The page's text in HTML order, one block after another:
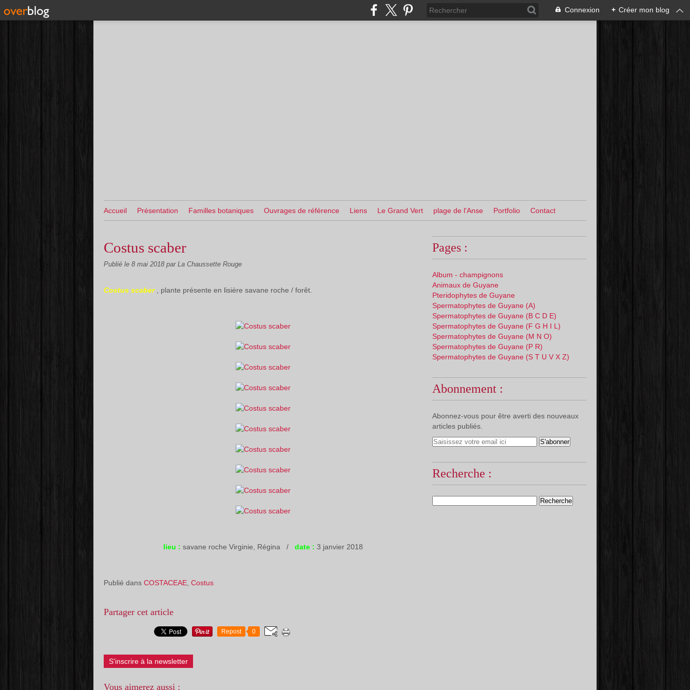
Connexion + Créer mon blog
Accueil Présentation Familles botaniques Ouvrages de référence Liens Le Grand Vert plage de l'Anse Portfolio Contact
Costus scaber
Publié le 8 mai 2018 par La Chaussette Rouge
Costus scaber, plante présente en lisière savane roche / forêt.
lieu : savane roche Virginie, Régina / date : 3 janvier 2018
Publié dans COSTACEAE Costus
Partager cet article
Repost 0
S'inscrire à la newsletter
Vous aimerez aussi :
Pages :
Album - champignons
Animaux de Guyane
Pteridophytes de Guyane
Spermatophytes de Guyane (A)
Spermatophytes de Guyane (B C D E)
Spermatophytes de Guyane (F G H I L)
Spermatophytes de Guyane (M N O)
Spermatophytes de Guyane (P R)
Spermatophytes de Guyane (S T U V X Z)
Abonnement :
Abonnez-vous pour être averti des nouveaux
articles publiés.
Recherche :